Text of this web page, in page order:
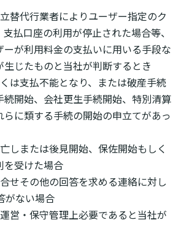
替代行業者によりユーザー指定のク
払口座の利用が停止された場合等、
ーが利用料金の支払いに用いる手段な
生じたものと当社が判断するとき
は支払不能となり、または破産手続
続開始、会社更生手続開始、特別清算
らに類する手続の開始の申立てがあっ
しまたは後見開始、保佐開始もしく
を受けた場合
せその他の回答を求める連絡に対し
がない場合
営・保守管理上必要であると当社が